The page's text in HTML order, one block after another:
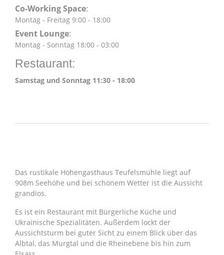
Co-Working Space:
Montag - Freitag 9:00 - 18:00
Event Lounge:
Montag - Sonntag 18:00 - 03:00
Restaurant:
Samstag und Sonntag 11:30 - 18:00
Das rustikale Höhengasthaus Teufelsmühle liegt auf
908m Seehöhe und bei schönem Wetter ist die Aussicht
grandios.
Es ist ein Restaurant mit Bürgerliche Küche und
Ukrainische Spezialitäten. Außerdem lockt der
Aussichtsturm bei guter Sicht zu einem Blick über das
Albtal, das Murgtal und die Rheinebene bis hin zum